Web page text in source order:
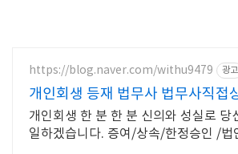
https://blog.naver.com/withu9479 광고
개인회생 등재 법무사 법무사직접
빠름
개인회생 한 분 한 분 신의와 성실로 당
일하겠습니다. 증여/상속/한정승인 /법